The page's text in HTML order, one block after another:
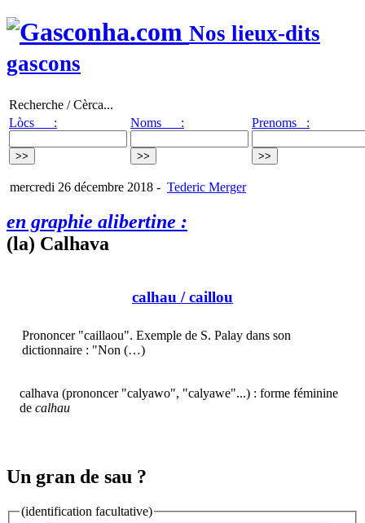
Nos lieux-dits
gascons
Recherche / Cèrca...
Lòcs :
Noms : Prenoms :
mercredi 26 décembre 2018 - Tederic Merger
en graphie alibertine :
(la) Calhava
calhau / caillou
Prononcer "caillaou". Exemple de S. Palay dans son
dictionnaire : "Non (…)
calhava (prononcer "calyawo", "calyawe"...) : forme féminine
de calhau
Un gran de sau ?
(identification facultative)